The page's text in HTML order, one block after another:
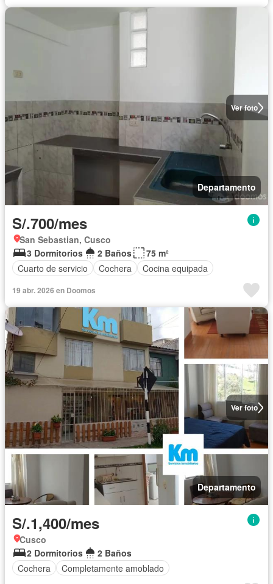
Ver foto
Departamento
S/.700/mes
San Sebastian, Cusco
3 Dormitorios
2 Baños
75 m²
Cuarto de servicio
Cochera Cocina equipada
19 abr. 2026 en Doomos
Ver foto
Departamento
S/.1,400/mes
Cusco
2 Dormitorios
2 Baños
Cochera
Completamente amoblado